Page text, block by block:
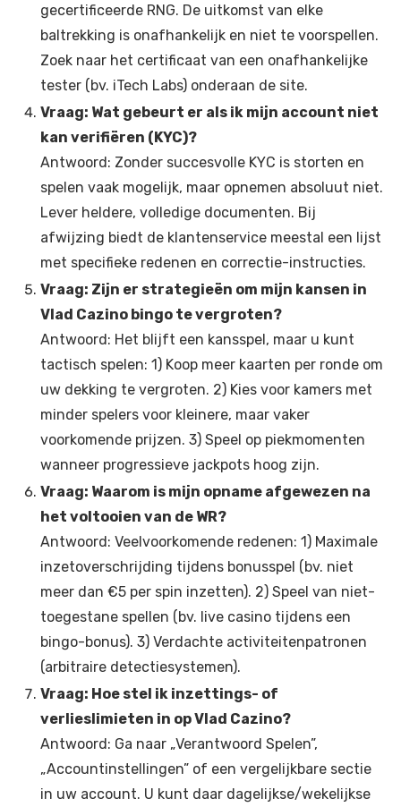
gecertificeerde RNG. De uitkomst van elke
baltrekking is onafhankelijk en niet te voorspellen.
Zoek naar het certificaat van een onafhankelijke
tester (bv. iTech Labs) onderaan de site.
Vraag: Wat gebeurt er als ik mijn account niet
kan verifiëren (KYC)?
Antwoord: Zonder succesvolle KYC is storten en
spelen vaak mogelijk, maar opnemen absoluut niet.
Lever heldere, volledige documenten. Bij
afwijzing biedt de klantenservice meestal een lijst
met specifieke redenen en correctie-instructies.
Vraag: Zijn er strategieën om mijn kansen in
Vlad Cazino bingo te vergroten?
Antwoord: Het blijft een kansspel, maar u kunt
tactisch spelen: 1) Koop meer kaarten per ronde om
uw dekking te vergroten. 2) Kies voor kamers met
minder spelers voor kleinere, maar vaker
voorkomende prijzen. 3) Speel op piekmomenten
wanneer progressieve jackpots hoog zijn.
Vraag: Waarom is mijn opname afgewezen na
het voltooien van de WR?
Antwoord: Veelvoorkomende redenen: 1) Maximale
inzetoverschrijding tijdens bonusspel (bv. niet
meer dan €5 per spin inzetten). 2) Speel van niet-
toegestane spellen (bv. live casino tijdens een
bingo-bonus). 3) Verdachte activiteitenpatronen
(arbitraire detectiesystemen).
Vraag: Hoe stel ik inzettings- of
verlieslimieten in op Vlad Cazino?
Antwoord: Ga naar „Verantwoord Spelen”,
„Accountinstellingen” of een vergelijkbare sectie
in uw account. U kunt daar dagelijkse/wekelijkse